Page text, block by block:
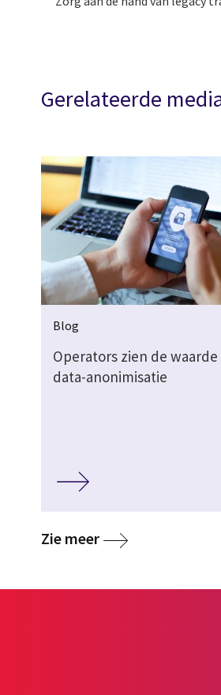
Gerelateerde
Blog
Operators zien de waarde
data-anonimisatie
Zie meermedia